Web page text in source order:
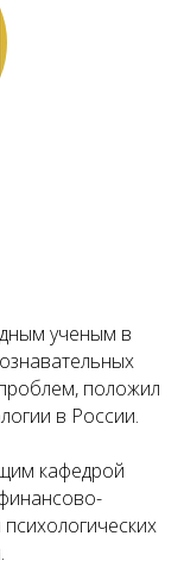
ученым в
положил
в России.
кафедрой